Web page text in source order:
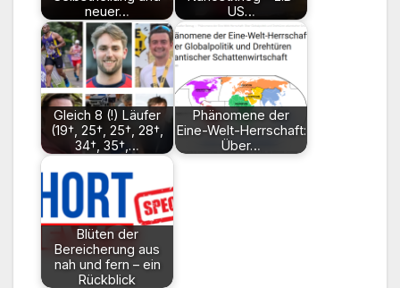
neuer…
US…
Gleich 8 (!) Läufer
(19†, 25†, 25†, 28†,
34†, 35†,…
Phänomene der
Eine-Welt-Herrschaft:
Über…
Blüten der
Bereicherung aus
nah und fern – ein
Rückblick